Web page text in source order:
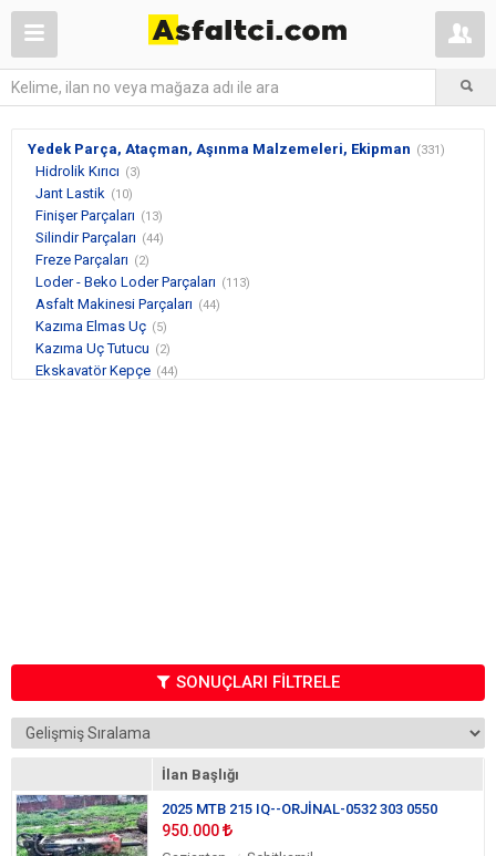
Yedek Parça, Ataçman, Aşınma Malzemeleri, Ekipman (331)
Hidrolik Kırıcı (3)
Jant Lastik (10)
Finişer Parçaları (13)
Silindir Parçaları (44)
Freze Parçaları (2)
Loder - Beko Loder Parçaları (113)
Asfalt Makinesi Parçaları (44)
Kazıma Elmas Uç (5)
Kazıma Uç Tutucu (2)
Ekskavatör Kepçe (44)
SONUÇLARI FİLTRELE
İlan Başlığı
2025 MTB 215 IQ--ORJİNAL-0532 303 0550
950.000